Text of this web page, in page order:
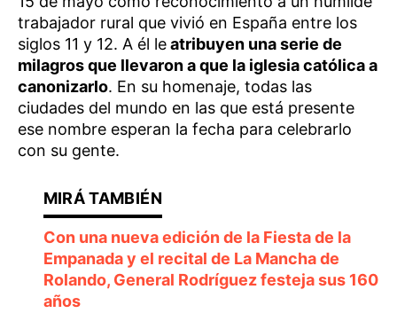
trabajador rural que vivió en España entre los
siglos 11 y 12. A él leatribuyen una serie de
milagros que llevaron a que la iglesia católica a
canonizarlo. En su homenaje, todas las
ciudades del mundo en las que está presente
ese nombre esperan la fecha para celebrarlo
con su gente.
Con una nueva edición de la Fiesta de la
Empanada y el recital de La Mancha de
Rolando, General Rodríguez festeja sus 160
años